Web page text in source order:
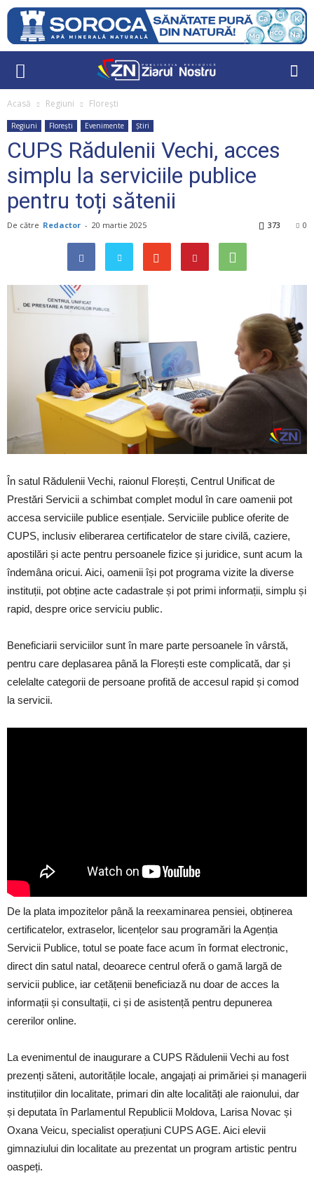
Acasă Regiuni Florești
Regiuni Florești Evenimente Știri
CUPS Rădulenii Vechi, acces
simplu la serviciile publice
pentru toți sătenii
De către Redactor - 20 martie 2025 0
373
În satul Rădulenii Vechi, raionul Florești, Centrul Unificat de
Prestări Servicii a schimbat complet modul în care oamenii pot
accesa serviciile publice esențiale. Serviciile publice oferite de
CUPS, inclusiv eliberarea certificatelor de stare civilă, caziere,
apostilări și acte pentru persoanele fizice și juridice, sunt acum la
îndemâna oricui. Aici, oamenii își pot programa vizite la diverse
instituții, pot obține acte cadastrale și pot primi informații, simplu și
rapid, despre orice serviciu public.
Beneficiarii serviciilor sunt în mare parte persoanele în vârstă,
pentru care deplasarea până la Florești este complicată, dar și
celelalte categorii de persoane profită de accesul rapid și comod
la servicii.
De la plata impozitelor până la reexaminarea pensiei, obținerea
certificatelor, extraselor, licențelor sau programări la Agenția
Servicii Publice, totul se poate face acum în format electronic,
direct din satul natal, deoarece centrul oferă o gamă largă de
servicii publice, iar cetățenii beneficiază nu doar de acces la
informații și consultații, ci și de asistență pentru depunerea
cererilor online.
La evenimentul de inaugurare a CUPS Rădulenii Vechi au fost
prezenți săteni, autoritățile locale, angajați ai primăriei și managerii
instituțiilor din localitate, primari din alte localități ale raionului, dar
și deputata în Parlamentul Republicii Moldova, Larisa Novac și
Oxana Veicu, specialist operațiuni CUPS AGE. Aici elevii
gimnaziului din localitate au prezentat un program artistic pentru
oaspeți.